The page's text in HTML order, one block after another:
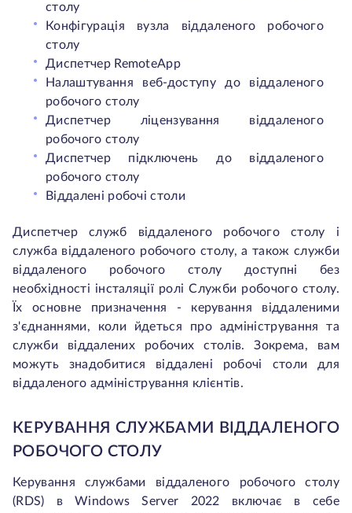
столу
Конфігурація вузла віддаленого робочого
столу
Диспетчер RemoteApp
Налаштування веб-доступу до віддаленого
робочого столу
Диспетчер ліцензування віддаленого
робочого столу
Диспетчер підключень до віддаленого
робочого столу
Віддалені робочі столи
Диспетчер служб віддаленого робочого столу і
служба віддаленого робочого столу, а також служби
віддаленого робочого столу доступні без
необхідності інсталяції ролі Служби робочого столу.
Їх основне призначення - керування віддаленими
з'єднаннями, коли йдеться про адміністрування та
служби віддалених робочих столів. Зокрема, вам
можуть знадобитися віддалені робочі столи для
віддаленого адміністрування клієнтів.
КЕРУВАННЯ СЛУЖБАМИ ВІДДАЛЕНОГО
РОБОЧОГО СТОЛУ
Керування службами віддаленого робочого столу
(RDS) в Windows Server 2022 включає в себе